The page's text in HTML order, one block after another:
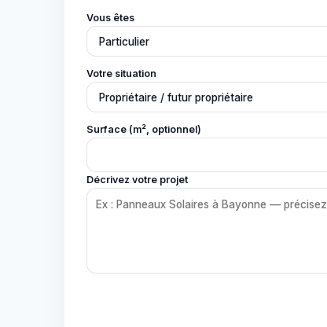
Vous êtes
Votre situation
Surface (m², optionnel)
Décrivez votre projet